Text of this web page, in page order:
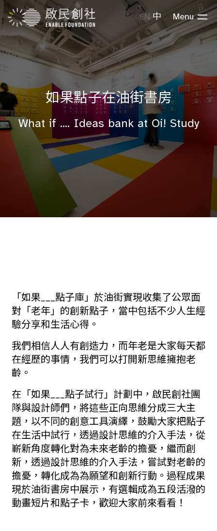
EN 中 Menu
如果點子在油街書房
What if .... Ideas bank at Oi! Study
「如果___點子庫」於油街實現收集了公眾面
對「老年」的創新點子，當中包括不少人生經
驗分享和生活心得。
我們相信人人有創造力，而年老是大家每天都
在經歷的事情，我們可以打開新思維擁抱老
齡。
在「如果___點子試行」計劃中，啟民創社團
隊與設計師們，將這些正向思維分成三大主
題，以不同的創意工具演繹，鼓勵大家把點子
在生活中試行，透過設計思維的介入手法，從
嶄新角度轉化對為未來老齡的擔憂，繼而創
新，透過設計思維的介入手法，嘗試對老齡的
擔憂，轉化成為為願望和創新行動。過程成果
現於油街書房中展示，有選輯成為五段活潑的
動畫短片和點子卡，歡迎大家前來看看！